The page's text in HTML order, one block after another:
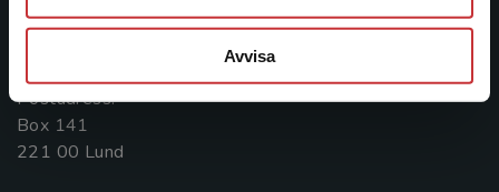
Avvisa
Kontakta oss
Postadress:
Box 141
221 00 Lund